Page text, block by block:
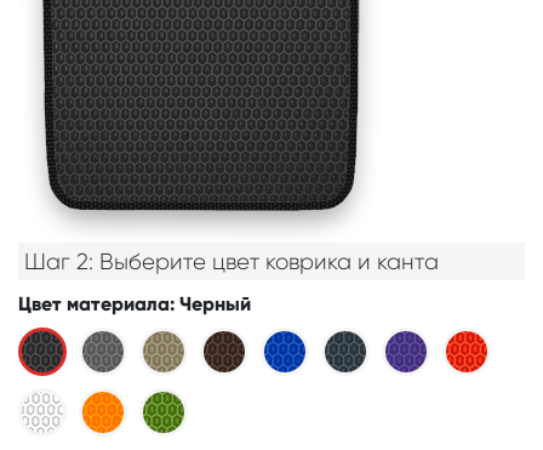
Шаг 2: Выберите цвет коврика и канта
Цвет материала: Черный